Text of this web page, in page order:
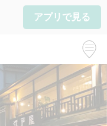
アプリで見る